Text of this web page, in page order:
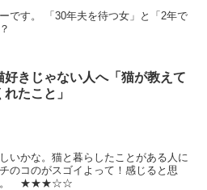
です。 「30年夫を待つ女」と「2年で
好きじゃない人へ「猫が教えて
れたこと」
いかな。猫と暮らしたことがある人に
のコのがスゴイよって！感じると思
す。 ★★★☆☆